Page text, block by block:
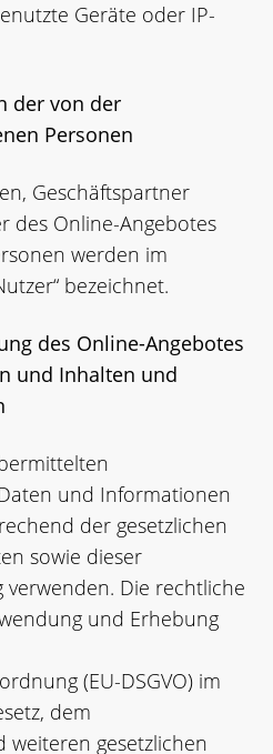
Geräte oder IP-
der von der
Personen
Geschäftspartner
des Online-Angebotes
werden im
bezeichnet.
des Online-Angebotes
und Inhalten und
und Informationen
der gesetzlichen
sowie dieser
Die rechtliche
und Erhebung
(EU-DSGVO) im
dem
weiteren gesetzlichen